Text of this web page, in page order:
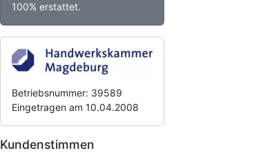
100% erstattet.
Betriebsnummer: 39589
Eingetragen am 10.04.2008
Kundenstimmen